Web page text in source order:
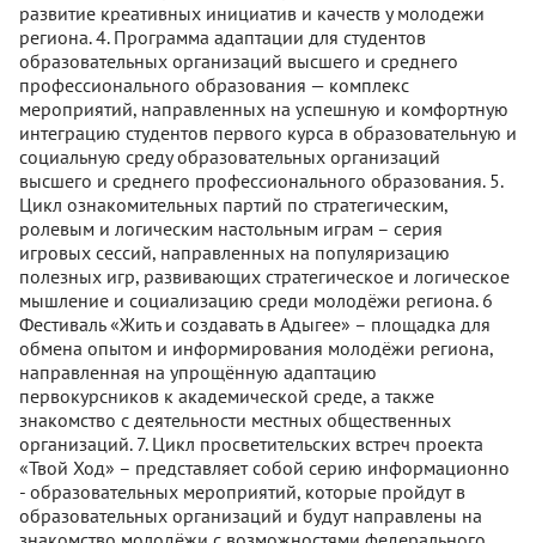
развитие креативных инициатив и качеств у молодежи
региона. 4. Программа адаптации для студентов
образовательных организаций высшего и среднего
профессионального образования — комплекс
мероприятий, направленных на успешную и комфортную
интеграцию студентов первого курса в образовательную и
социальную среду образовательных организаций
высшего и среднего профессионального образования. 5.
Цикл ознакомительных партий по стратегическим,
ролевым и логическим настольным играм – серия
игровых сессий, направленных на популяризацию
полезных игр, развивающих стратегическое и логическое
мышление и социализацию среди молодёжи региона. 6
Фестиваль «Жить и создавать в Адыгее» – площадка для
обмена опытом и информирования молодёжи региона,
направленная на упрощённую адаптацию
первокурсников к академической среде, а также
знакомство с деятельности местных общественных
организаций. 7. Цикл просветительских встреч проекта
«Твой Ход» – представляет собой серию информационно
- образовательных мероприятий, которые пройдут в
образовательных организаций и будут направлены на